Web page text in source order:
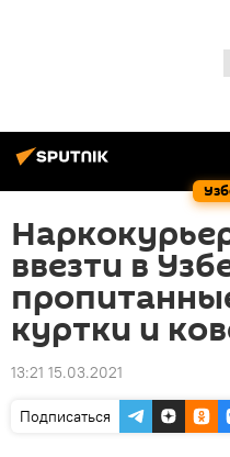
ввезти в
куртки и
13:21 15.03.2021
Подписаться